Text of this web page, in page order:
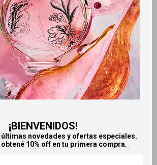
¡BIENVENIDOS!
últimas novedades y ofertas especiales.
10% off en tu primera compra.
que te pueden interesar